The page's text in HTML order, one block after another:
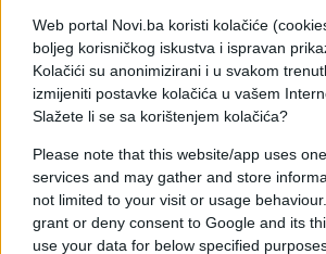
Web portal Novi.ba koristi kolačiće
boljeg korisničkog iskustva i ispravan
Kolačići su anonimizirani i u svakom
izmijeniti postavke kolačića u vašem
Slažete li se sa korištenjem kolačića?
Please note that this website/app uses
services and may gather and store
not limited to your visit or usage
grant or deny consent to Google and its
use your data for below specified
svijeta!
#sigurnost #zanimljivo